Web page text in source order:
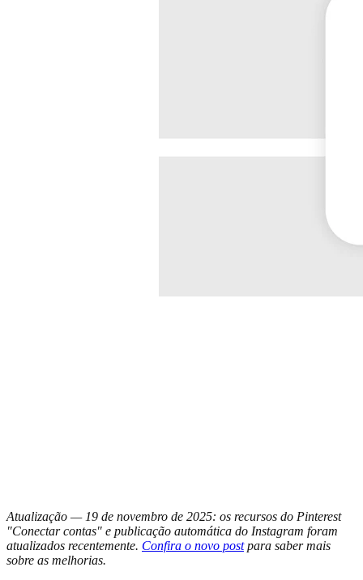
Atualização — 19 de novembro de 2025: os recursos do Pinterest
"Conectar contas" e publicação automática do Instagram foram
atualizados recentemente. Confira o novo postpara saber mais
sobre as melhorias.